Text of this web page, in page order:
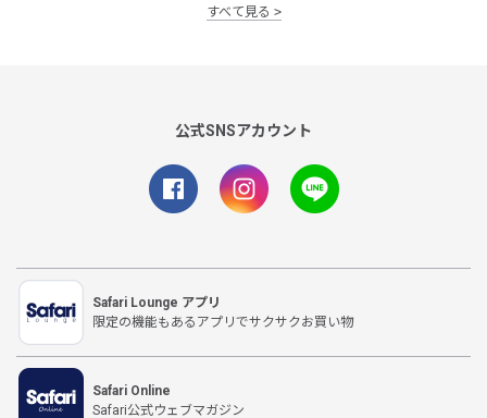
すべて見る
公式SNSアカウント
Safari Lounge アプリ
限定の機能もあるアプリでサクサクお買い物
Safari Online
Safari公式ウェブマガジン